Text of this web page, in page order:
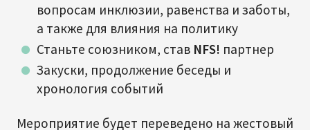
вопросам инклюзии, равенства и заботы,
а также для влияния на политику
Станьте союзником, став NFS! партнер
Закуски, продолжение беседы и
хронология событий
Мероприятие будет переведено на жестовый